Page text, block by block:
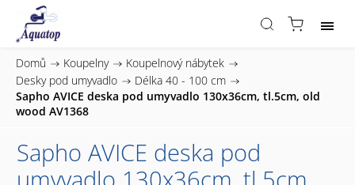
Domů / Koupelny / Koupelnový nábytek /
Desky pod umyvadlo / Délka 40 - 100 cm /
Sapho AVICE deska pod umyvadlo 130x36cm, tl.5cm, old
wood AV1368
Sapho AVICE deska pod